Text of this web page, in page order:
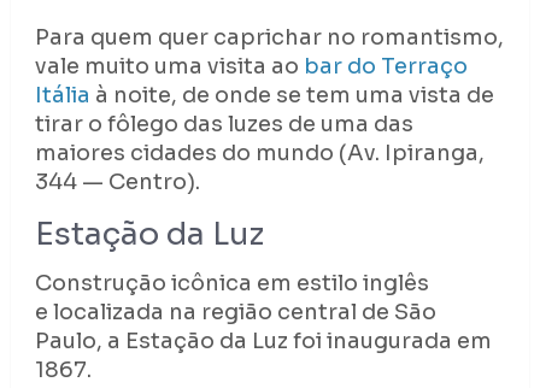
Para quem quer caprichar no romantismo,
vale muito uma visita ao bar do Terraço
Itália à noite, de onde se tem uma vista de
tirar o fôlego das luzes de uma das
maiores cidades do mundo (Av. Ipiranga,
344 — Centro).
Estação da Luz
Construção icônica em estilo inglês
e localizada na região central de São
Paulo, a Estação da Luz foi inaugurada em
1867.